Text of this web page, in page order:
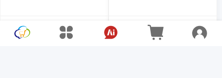
子供向け リバウンドテニス ト
レーナー アウトドアスポーツ
子供向け身体消費おもちゃ 屋外
グループビルディングゲーム小